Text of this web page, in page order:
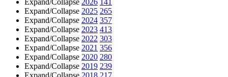
Expand/Collapse 2025 265
Expand/Collapse 2024 357
Expand/Collapse 2023 413
Expand/Collapse 2022 303
Expand/Collapse 2021 356
Expand/Collapse 2020 280
Expand/Collapse 2019 239
Expand/Collapse 2018 217